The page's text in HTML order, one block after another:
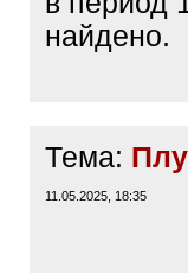
найдено.
Тема:
11.05.2025, 18:35